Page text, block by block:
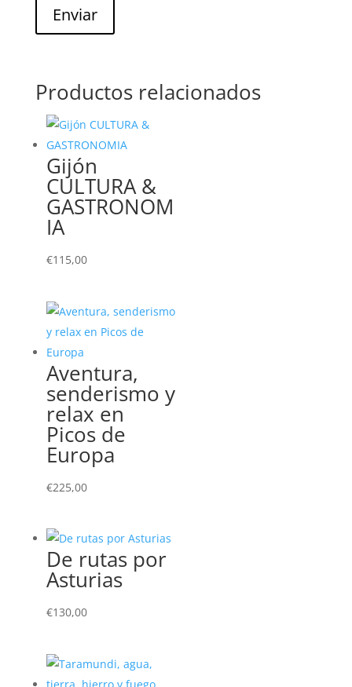
Enviar
Productos relacionados
Gijón
CULTURA &
GASTRONOM
IA
€115,00
Aventura,
senderismo y
relax en
Picos de
Europa
€225,00
De rutas por
Asturias
€130,00